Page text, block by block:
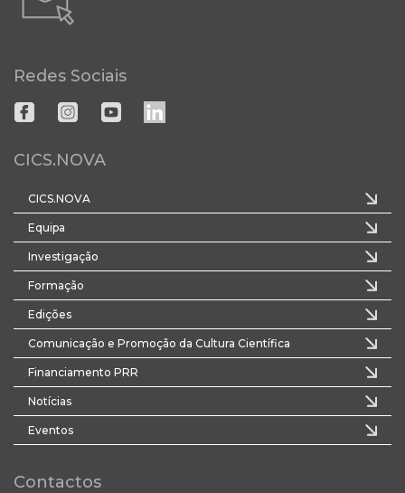
Redes Sociais
CICS.NOVA
CICS.NOVA
Equipa
Investigação
Formação
Edições
Comunicação e Promoção da Cultura Científica
Financiamento PRR
Notícias
Eventos
Contactos